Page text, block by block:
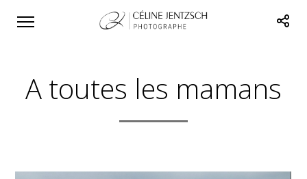
A toutes les mamans